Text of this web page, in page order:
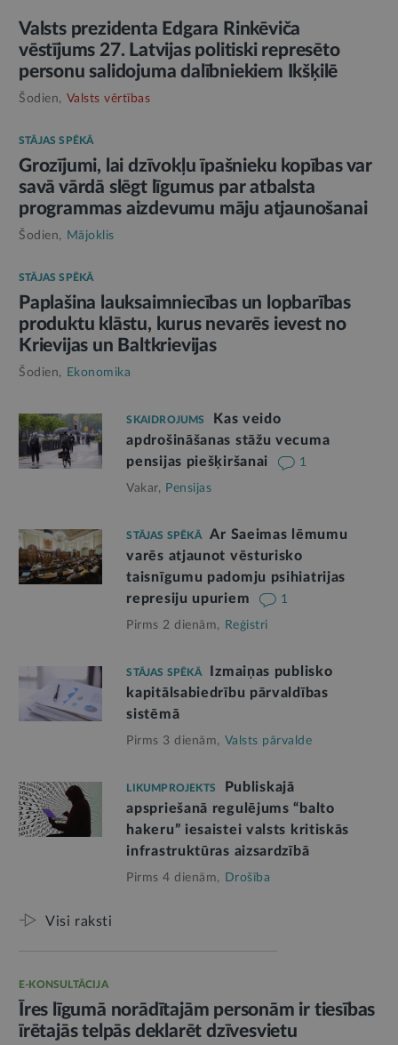
Valsts prezidenta Edgara Rinkēviča
vēstījums 27. Latvijas politiski represēto
personu salidojuma dalībniekiem Ikšķilē
Šodien, Valsts vērtības
STĀJAS SPĒKĀ
Grozījumi, lai dzīvokļu īpašnieku kopības var
savā vārdā slēgt līgumus par atbalsta
programmas aizdevumu māju atjaunošanai
Šodien, Mājoklis
STĀJAS SPĒKĀ
Paplašina lauksaimniecības un lopbarības
produktu klāstu, kurus nevarēs ievest no
Krievijas un Baltkrievijas
Šodien, Ekonomika
SKAIDROJUMS
Kas veido
apdrošināšanas stāžu vecuma
pensijas piešķiršanai
1
Vakar, Pensijas
STĀJAS SPĒKĀ
Ar Saeimas lēmumu
varēs atjaunot vēsturisko
taisnīgumu padomju psihiatrijas
represiju upuriem
1
Pirms 2 dienām, Reģistri
STĀJAS SPĒKĀ
Izmaiņas publisko
kapitālsabiedrību pārvaldības
sistēmā
Pirms 3 dienām, Valsts pārvalde
LIKUMPROJEKTS
Publiskajā
apspriešanā regulējums “balto
hakeru” iesaistei valsts kritiskās
infrastruktūras aizsardzībā
Pirms 4 dienām, Drošība
Visi raksti
E-KONSULTĀCIJA
Īres līgumā norādītajām personām ir tiesības
īrētajās telpās deklarēt dzīvesvietu